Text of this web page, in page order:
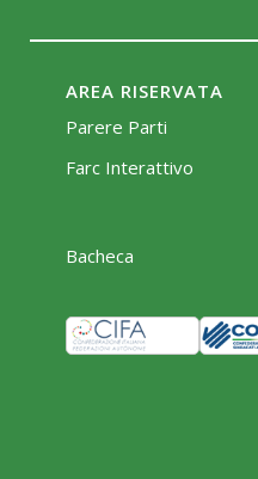
AREA RISERVATA
Parere Parti
Farc Interattivo
Bacheca